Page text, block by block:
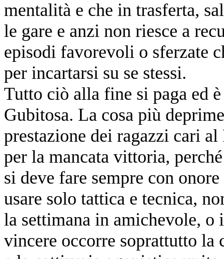
mentalità e che in trasferta,
le gare e anzi non riesce a
episodi favorevoli o sferzate
per incartarsi su se stessi.
Tutto ciò alla fine si paga ed
Gubitosa. La cosa più
prestazione dei ragazzi cari
per la mancata vittoria,
si deve fare sempre con
usare solo tattica e tecnica,
la settimana in amichevole, o
vincere occorre soprattutto